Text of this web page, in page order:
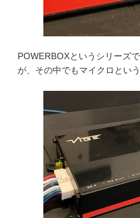
POWERBOXというシリーズ
が、その中でもマイクロとい